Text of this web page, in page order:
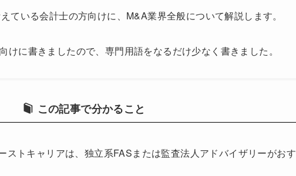
ている会計士の方向けに、M&A業界全般について解説します。
けに書きましたので、専門用語をなるだけ少なく書きました。
この記事で分かること
ストキャリアは、独立系FASまたは監査法人アドバイザリーがおす